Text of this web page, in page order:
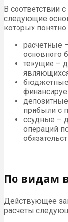
В соответствии
следующие
которых
расчетные
основного
текущие –
бюджетные
прибыли с
ссудные –
операций
По видам
Действующее
расчеты